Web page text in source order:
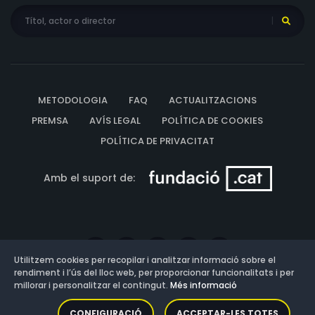
Lowe, James T. Mack, Mickey Martin, Bruce Sidney, Major
Edward Ryan, Landers Stevens, Harry J. Vejar, Tudor
Williams, Arthur Yeoman, Tim Davis, Charles Bennett,
Arthur Kay, John Alban, Finn Zirzow, Sam Harris, Dorothy
METODOLOGIA FAQ
ACTUALITZACIONS
PREMSA
AVÍS LEGAL
POLÍTICA DE COOKIES
POLÍTICA DE PRIVACITAT
Amb el suport de:
Versió: 3.13.0.202607011342
Utilitzem cookies per recopilar i analitzar informació sobre el
rendiment i l’ús del lloc web, per proporcionar funcionalitats i per
millorar i personalitzar el contingut. Més informació